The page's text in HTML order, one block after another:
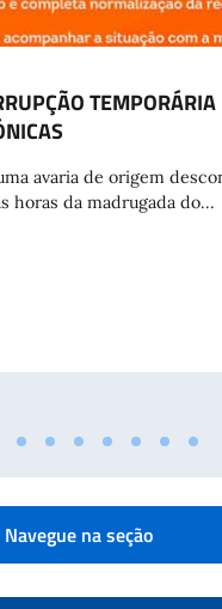
TEMPORÁRIA
avaria de origem
horas da madrugada do...
Navegue na seção